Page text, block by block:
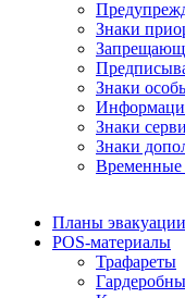
Знаки
Знаки
Знаки
Знаки
Временные
Планы эвакуации
POS-материалы
Трафареты